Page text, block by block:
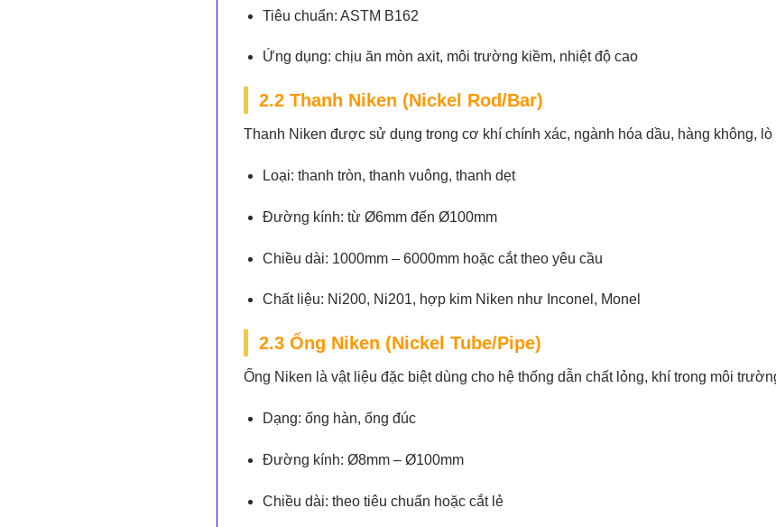
Tiêu chuẩn: ASTM B162
Ứng dụng: chịu ăn mòn axit, môi trường kiềm, nhiệt độ cao
2.2 Thanh Niken (Nickel Rod/Bar)
Thanh Niken được sử dụng trong cơ khí chính xác, ngành hóa dầu, hàng không,
Loại: thanh tròn, thanh vuông, thanh dẹt
Đường kính: từ Ø6mm đến Ø100mm
Chiều dài: 1000mm – 6000mm hoặc cắt theo yêu cầu
Chất liệu: Ni200, Ni201, hợp kim Niken như Inconel, Monel
2.3 Ống Niken (Nickel Tube/Pipe)
Ống Niken là vật liệu đặc biệt dùng cho hệ thống dẫn chất lỏng, khí trong môi
Dạng: ống hàn, ống đúc
Đường kính: Ø8mm – Ø100mm
Chiều dài: theo tiêu chuẩn hoặc cắt lẻ